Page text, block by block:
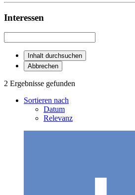
Interessen
Inhalt durchsuchen
Abbrechen
2 Ergebnisse gefunden
Sortieren nach
Datum
Relevanz